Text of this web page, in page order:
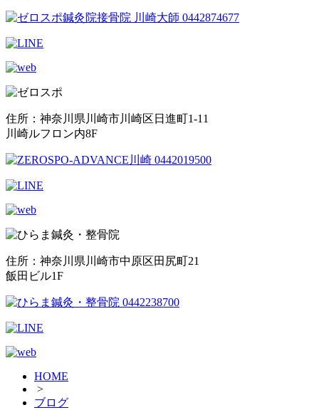
住所：神奈川県川崎市川崎区日進町1-11
川崎ルフロン内8F
住所：神奈川県川崎市中原区田尻町21
飯田ビル1F
HOME
>
ブログ